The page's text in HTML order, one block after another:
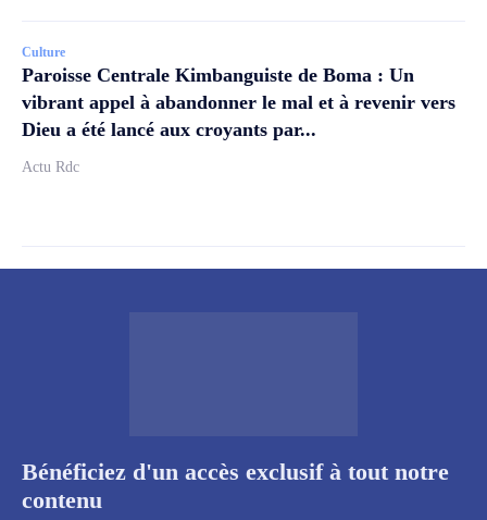
Culture
Paroisse Centrale Kimbanguiste de Boma : Un
vibrant appel à abandonner le mal et à revenir vers
Dieu a été lancé aux croyants par...
Actu Rdc
Bénéficiez d'un accès exclusif à tout notre
contenu